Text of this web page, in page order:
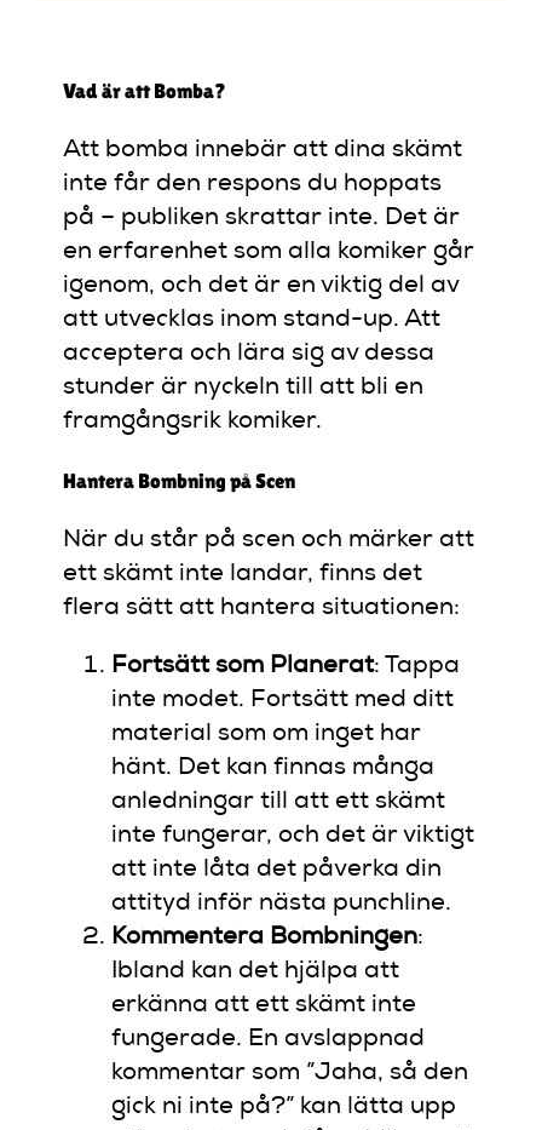
Vad är att Bomba?
Att bomba innebär att dina skämt
inte får den respons du hoppats
på – publiken skrattar inte. Det är
en erfarenhet som alla komiker går
igenom, och det är en viktig del av
att utvecklas inom stand-up. Att
acceptera och lära sig av dessa
stunder är nyckeln till att bli en
framgångsrik komiker.
Hantera Bombning på Scen
När du står på scen och märker att
ett skämt inte landar, finns det
flera sätt att hantera situationen:
Fortsätt som Planerat: Tappa
inte modet. Fortsätt med ditt
material som om inget har
hänt. Det kan finnas många
anledningar till att ett skämt
inte fungerar, och det är viktigt
att inte låta det påverka din
attityd inför nästa punchline.
Kommentera Bombningen:
Ibland kan det hjälpa att
erkänna att ett skämt inte
fungerade. En avslappnad
kommentar som ”Jaha, så den
gick ni inte på?” kan lätta upp